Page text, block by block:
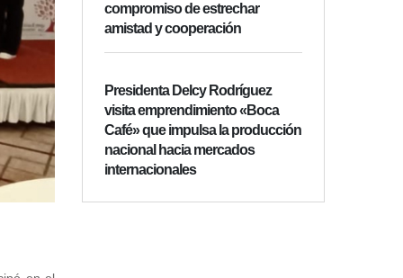
compromiso de estrechar
amistad y cooperación
Presidenta Delcy Rodríguez
visita emprendimiento «Boca
Café» que impulsa la producción
nacional hacia mercados
internacionales